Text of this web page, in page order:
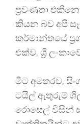
ප්‍රවණතා
කියන බව අපි
කර්මාන්තයේ
එක්ව, ශ්‍රී
මීට අමතරව,
ටයිල් ඇතුරුම්
රොසෙල් විසින්